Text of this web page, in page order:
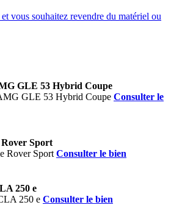
GLE 53 Hybrid Coupe
Consulter le
Sport
Consulter le bien
250 e
Consulter le bien